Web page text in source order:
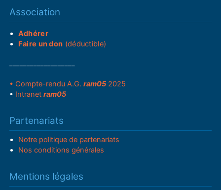
Association
Adhérer
Faire un don (déductible)
• Compte-rendu A.G.ram05 2025
• Intranetram05
Partenariats
Notre politique de partenariats
Nos conditions générales
Mentions légales